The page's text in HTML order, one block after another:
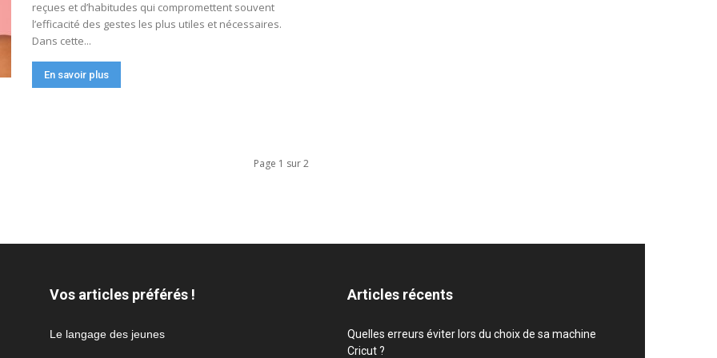
reçues et d’habitudes qui compromettent souvent
l’efficacité des gestes les plus utiles et nécessaires.
Dans cette...
En savoir plus
Page 1 sur 2
Vos articles préférés !
Le langage des jeunes
Articles récents
Quelles erreurs éviter lors du choix de sa machine
Cricut ?